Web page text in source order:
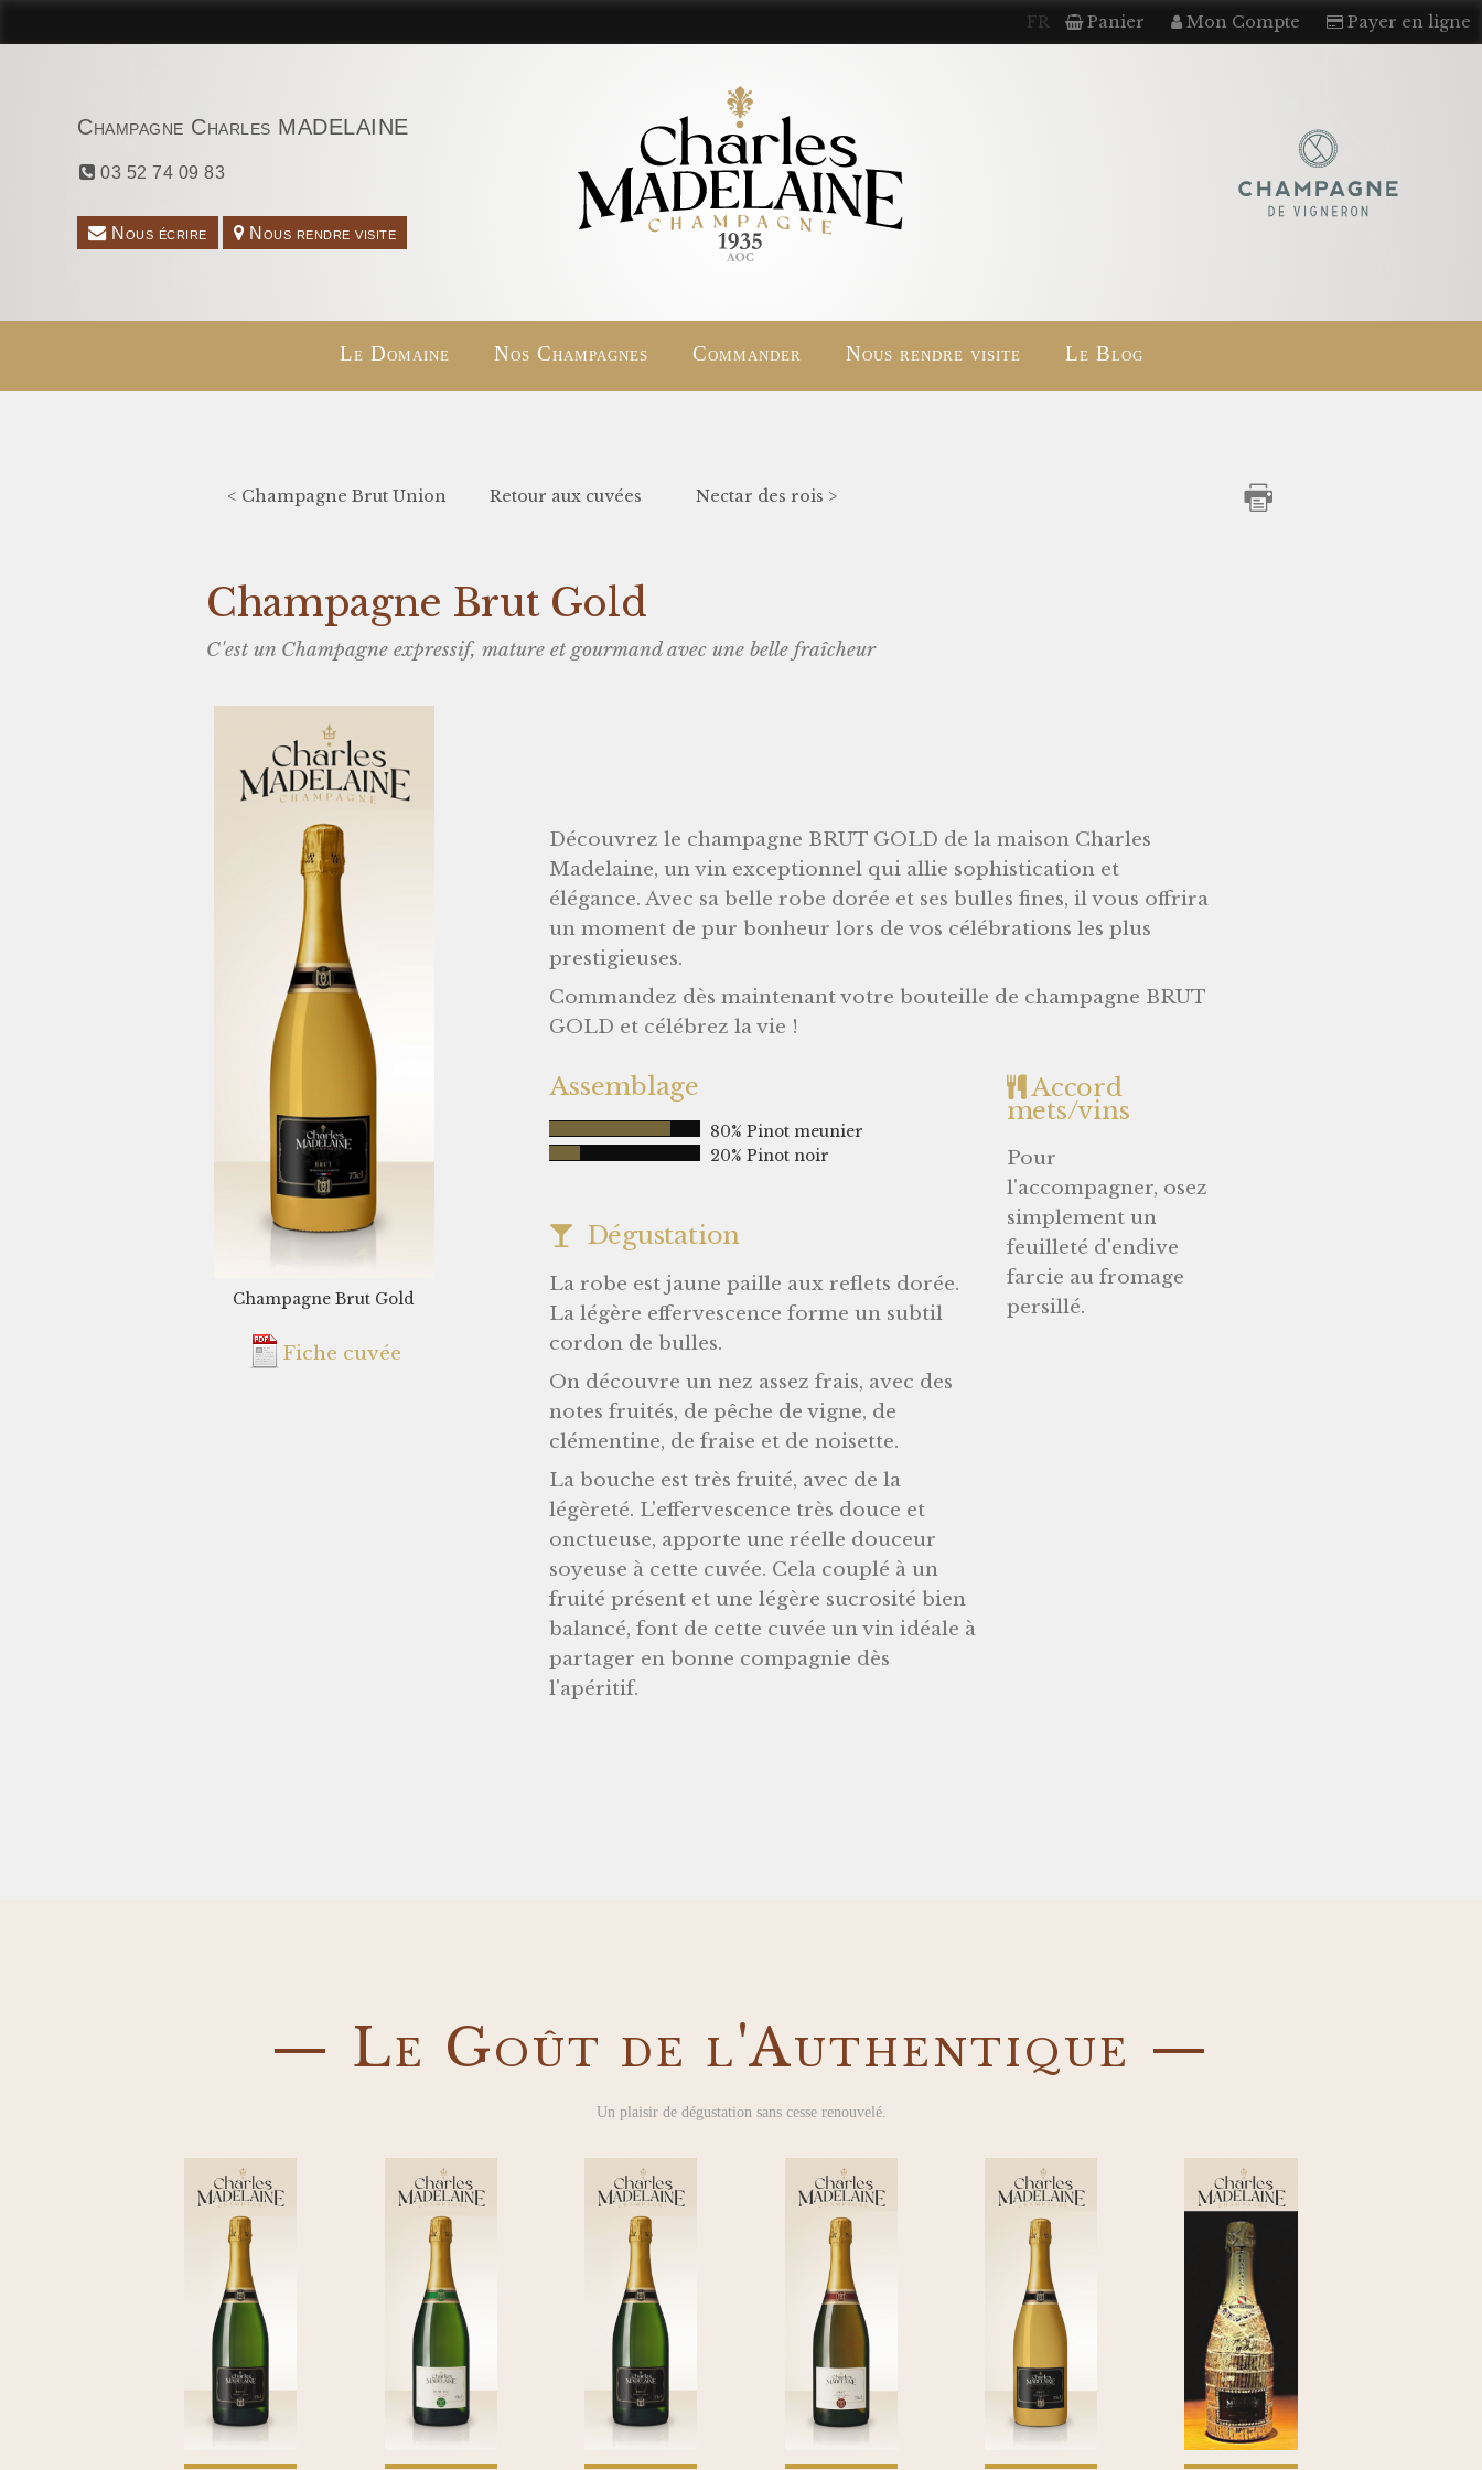
FR Panier Mon Compte Payer en ligne
Champagne Charles MADELAINE
03 52 74 09 83
Nous écrire Nous rendre visite
Le Domaine Nos Champagnes Commander Nous rendre visite Le Blog
< Champagne Brut Union Retour aux cuvées Nectar des rois >
Champagne Brut Gold
C'est un Champagne expressif, mature et gourmand avec une belle fraîcheur
Champagne Brut Gold
Fiche cuvée
Découvrez le champagne BRUT GOLD de la maison Charles
Madelaine, un vin exceptionnel qui allie sophistication et
élégance. Avec sa belle robe dorée et ses bulles fines, il vous offrira
un moment de pur bonheur lors de vos célébrations les plus
prestigieuses.
Commandez dès maintenant votre bouteille de champagne BRUT
GOLD et célébrez la vie !
Assemblage
80% Pinot meunier
20% Pinot noir
Dégustation
La robe est jaune paille aux reflets dorée.
La légère effervescence forme un subtil
cordon de bulles.
On découvre un nez assez frais, avec des
notes fruités, de pêche de vigne, de
clémentine, de fraise et de noisette.
La bouche est très fruité, avec de la
légèreté. L'effervescence très douce et
onctueuse, apporte une réelle douceur
soyeuse à cette cuvée. Cela couplé à un
fruité présent et une légère sucrosité bien
balancé, font de cette cuvée un vin idéale à
partager en bonne compagnie dès
l'apéritif.
Accord
mets/vins
Pour
l'accompagner, osez
simplement un
feuilleté d'endive
farcie au fromage
persillé.
— Le Goût de l'Authentique —
Un plaisir de dégustation sans cesse renouvelé.